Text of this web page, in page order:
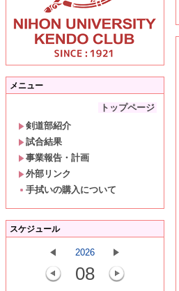
メニュー
トップページ
剣道部紹介
試合結果
事業報告・計画
外部リンク
手拭いの購入について
スケジュール
2026
08